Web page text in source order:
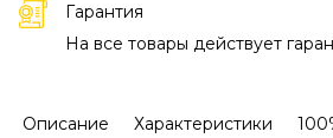
Гарантия
На все товары действует
Описание Характеристики